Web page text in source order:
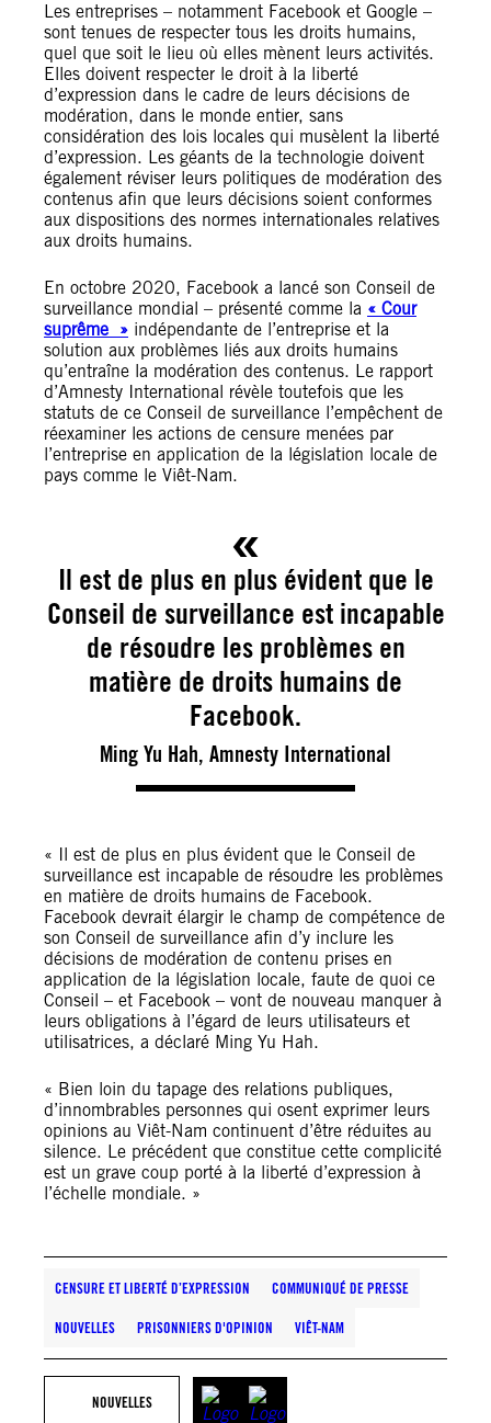
Les entreprises – notamment Facebook et Google –
sont tenues de respecter tous les droits humains,
quel que soit le lieu où elles mènent leurs activités.
Elles doivent respecter le droit à la liberté
d’expression dans le cadre de leurs décisions de
modération, dans le monde entier, sans
considération des lois locales qui musèlent la liberté
d’expression. Les géants de la technologie doivent
également réviser leurs politiques de modération des
contenus afin que leurs décisions soient conformes
aux dispositions des normes internationales relatives
aux droits humains.
En octobre 2020, Facebook a lancé son Conseil de
surveillance mondial – présenté comme la « Cour
suprême » indépendante de l’entreprise et la
solution aux problèmes liés aux droits humains
qu’entraîne la modération des contenus. Le rapport
d’Amnesty International révèle toutefois que les
statuts de ce Conseil de surveillance l’empêchent de
réexaminer les actions de censure menées par
l’entreprise en application de la législation locale de
pays comme le Viêt-Nam.
Il est de plus en plus évident que le
Conseil de surveillance est incapable
de résoudre les problèmes en
matière de droits humains de
Facebook.
Ming Yu Hah, Amnesty International
« Il est de plus en plus évident que le Conseil de
surveillance est incapable de résoudre les problèmes
en matière de droits humains de Facebook.
Facebook devrait élargir le champ de compétence de
son Conseil de surveillance afin d’y inclure les
décisions de modération de contenu prises en
application de la législation locale, faute de quoi ce
Conseil – et Facebook – vont de nouveau manquer à
leurs obligations à l’égard de leurs utilisateurs et
utilisatrices, a déclaré Ming Yu Hah.
« Bien loin du tapage des relations publiques,
d’innombrables personnes qui osent exprimer leurs
opinions au Viêt-Nam continuent d’être réduites au
silence. Le précédent que constitue cette complicité
est un grave coup porté à la liberté d’expression à
l’échelle mondiale. »
CENSURE ET LIBERTÉ D’EXPRESSION COMMUNIQUÉ DE PRESSE
NOUVELLES PRISONNIERS D'OPINION VIÊT-NAM
NOUVELLES